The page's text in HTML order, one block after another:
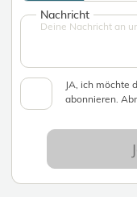
Nachricht
JA, ich möchte
abonnieren.